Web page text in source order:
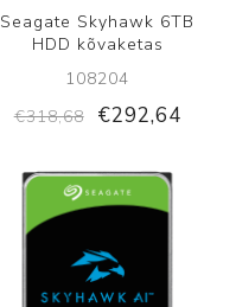
Seagate Skyhawk 6TB
HDD kõvaketas
108204
€318,68
€292,64